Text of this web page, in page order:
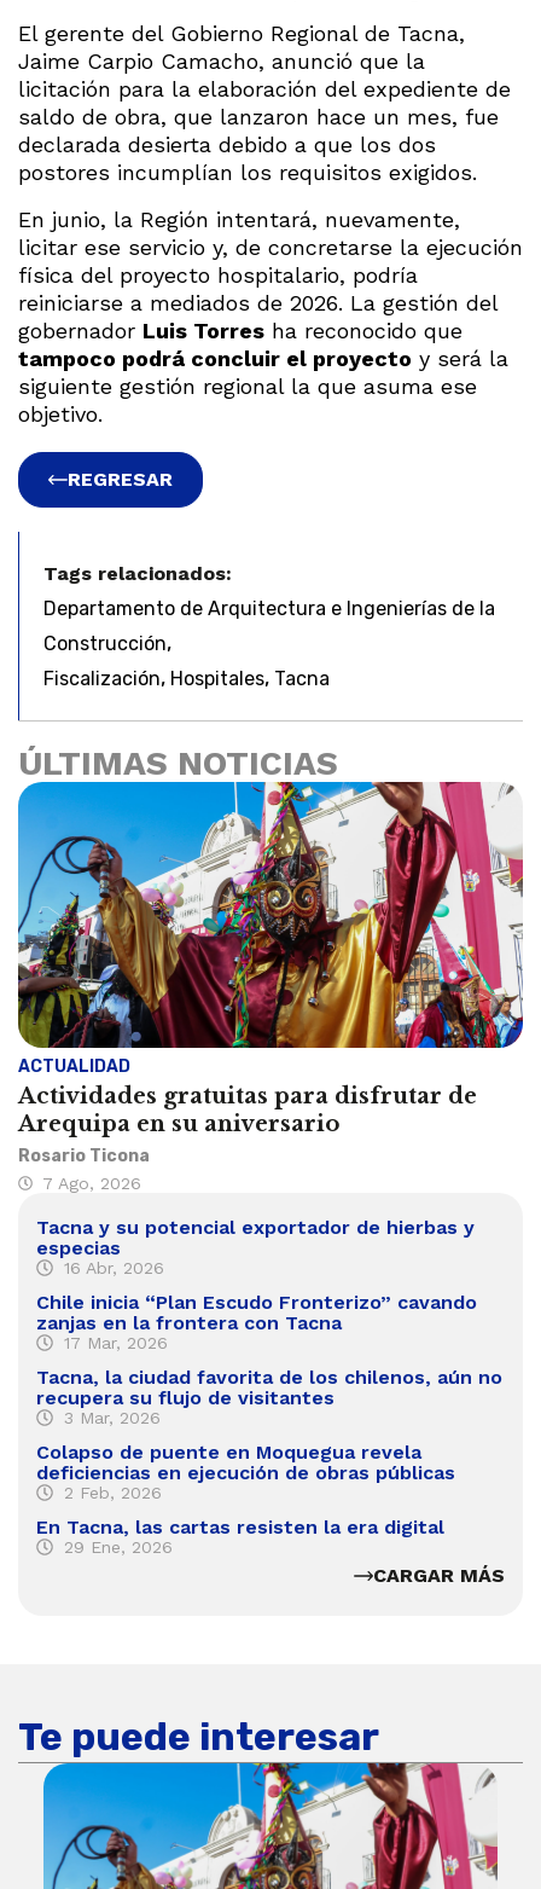
El gerente del Gobierno Regional de Tacna,
Jaime Carpio Camacho, anunció que la
licitación para la elaboración del expediente de
saldo de obra, que lanzaron hace un mes, fue
declarada desierta debido a que los dos
postores incumplían los requisitos exigidos.
En junio, la Región intentará, nuevamente,
licitar ese servicio y, de concretarse la ejecución
física del proyecto hospitalario, podría
reiniciarse a mediados de 2026. La gestión del
gobernador Luis Torres ha reconocido que
tampoco podrá concluir el proyecto y será la
siguiente gestión regional la que asuma ese
objetivo.
REGRESAR
Tags relacionados:
Departamento de Arquitectura e Ingenierías de la
Construcción,
Fiscalización, Hospitales, Tacna
ÚLTIMAS NOTICIAS
ACTUALIDAD
Actividades gratuitas para disfrutar de
Arequipa en su aniversario
Rosario Ticona
7 Ago, 2026
Tacna y su potencial exportador de hierbas y
especias
16 Abr, 2026
Chile inicia “Plan Escudo Fronterizo” cavando
zanjas en la frontera con Tacna
17 Mar, 2026
Tacna, la ciudad favorita de los chilenos, aún no
recupera su flujo de visitantes
3 Mar, 2026
Colapso de puente en Moquegua revela
deficiencias en ejecución de obras públicas
2 Feb, 2026
En Tacna, las cartas resisten la era digital
29 Ene, 2026
CARGAR MÁS
Te puede interesar